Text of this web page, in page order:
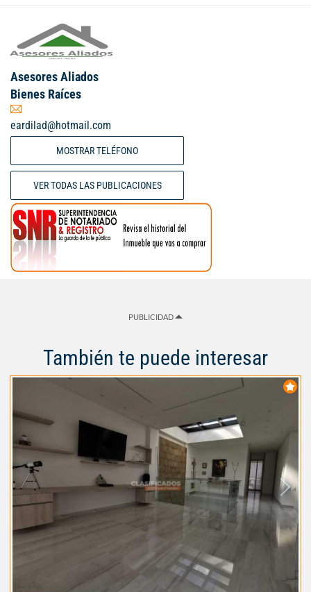
Asesores Aliados
Bienes Raíces
eardilad@hotmail.com
MOSTRAR TELÉFONO
VER TODAS LAS PUBLICACIONES
PUBLICIDAD
También te puede interesar